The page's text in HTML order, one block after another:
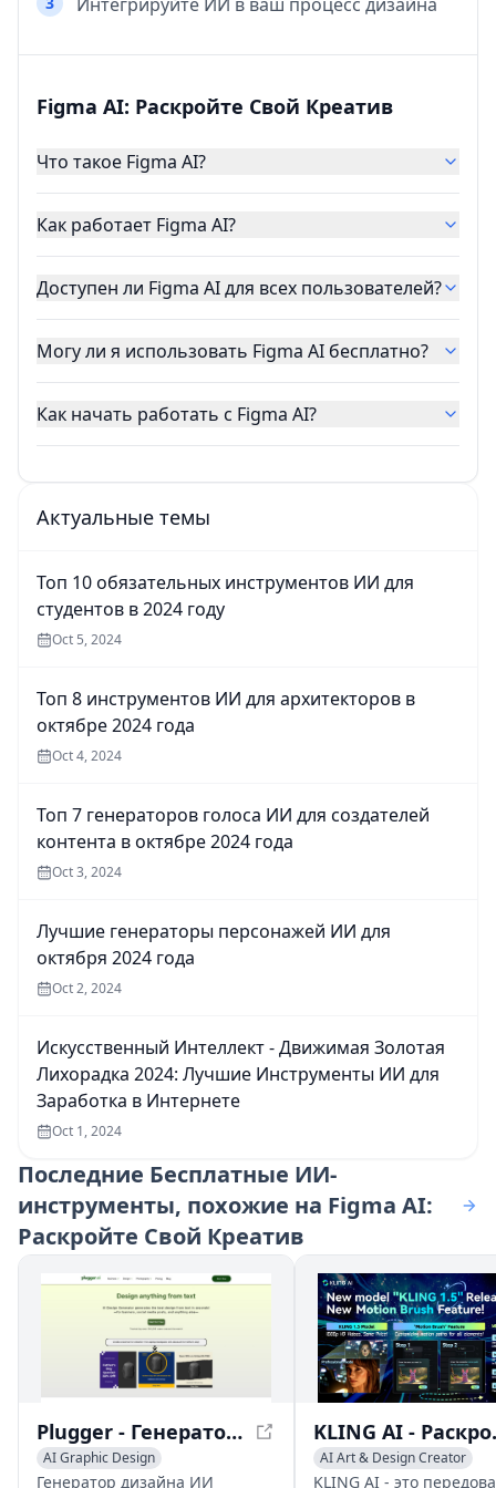
Figma AI: Раскройте Свой Креатив
Что такое Figma AI?
Как работает Figma AI?
Доступен ли Figma AI для всех пользователей?
Могу ли я использовать Figma AI бесплатно?
Как начать работать с Figma AI?
Актуальные темы
Топ 10 обязательных инструментов ИИ для
студентов в 2024 году
Oct 5, 2024
Топ 8 инструментов ИИ для архитекторов в
октябре 2024 года
Oct 4, 2024
Топ 7 генераторов голоса ИИ для создателей
контента в октябре 2024 года
Oct 3, 2024
Лучшие генераторы персонажей ИИ для
октября 2024 года
Oct 2, 2024
Искусственный Интеллект - Движимая Золотая
Лихорадка 2024: Лучшие Инструменты ИИ для
Заработка в Интернете
Oct 1, 2024
Последние Бесплатные ИИ-
инструменты, похожие на Figma AI:
Раскройте Свой Креатив
Plugger - Генератор Дизайна ИИ | Автоматизируйте Дизайн с ИИ
AI Graphic Design
AI Art & Design Creator
Генератор дизайна ИИ
KLING AI -
AI Art & Design Creator
AI Graphic Design
KLING AI - это